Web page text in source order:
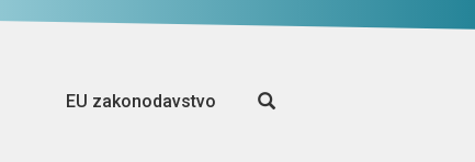
EU zakonodavstvo